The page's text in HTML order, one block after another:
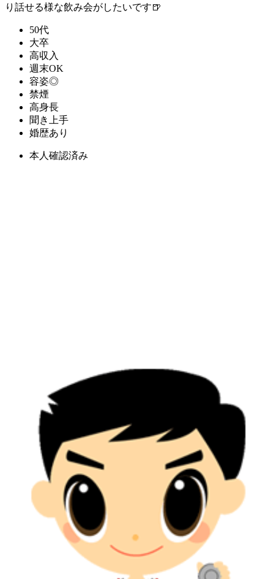
り話せる様な飲み会がしたいです🍺
50代
大卒
高収入
週末OK
容姿◎
禁煙
高身長
聞き上手
婚歴あり
本人確認済み